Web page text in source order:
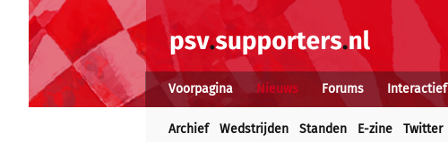
Voorpagina Nieuws Forums Interactief
Archief Wedstrijden Standen E-zine Twitter